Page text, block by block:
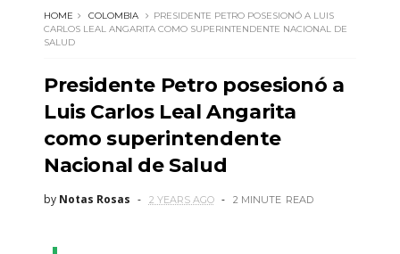
HOME COLOMBIA
PRESIDENTE PETRO POSESIONÓ A LUIS
CARLOS LEAL ANGARITA COMO SUPERINTENDENTE NACIONAL DE
SALUD
Presidente Petro posesionó a
Luis Carlos Leal Angarita
como superintendente
Nacional de Salud
by Notas Rosas 2 YEARS AGO 2 MINUTE READ